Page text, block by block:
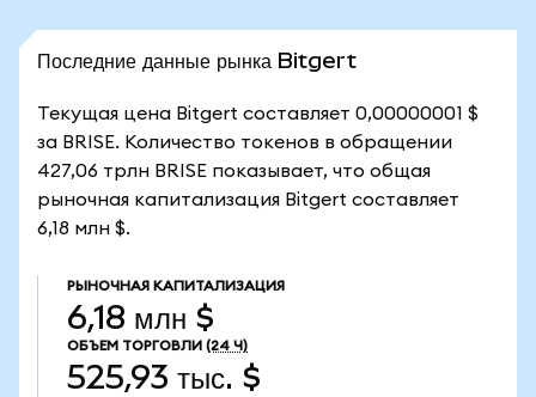
Последние данные рынка Bitgert
Текущая цена Bitgert составляет 0,00000001 $
за BRISE. Количество токенов в обращении
427,06 трлн BRISE показывает, что общая
рыночная капитализация Bitgert составляет
6,18 млн $.
РЫНОЧНАЯ КАПИТАЛИЗАЦИЯ
6,18 млн $
ОБЪЕМ ТОРГОВЛИ (24 Ч)
525,93 тыс. $